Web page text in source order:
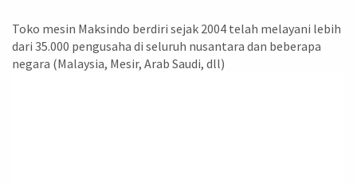
Toko mesin Maksindo berdiri sejak 2004 telah melayani lebih
dari 35.000 pengusaha di seluruh nusantara dan beberapa
negara (Malaysia, Mesir, Arab Saudi, dll)